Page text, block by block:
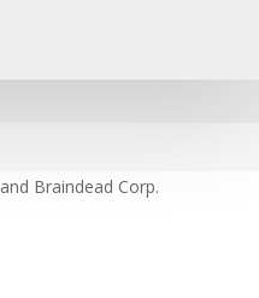
Braindead Corp.